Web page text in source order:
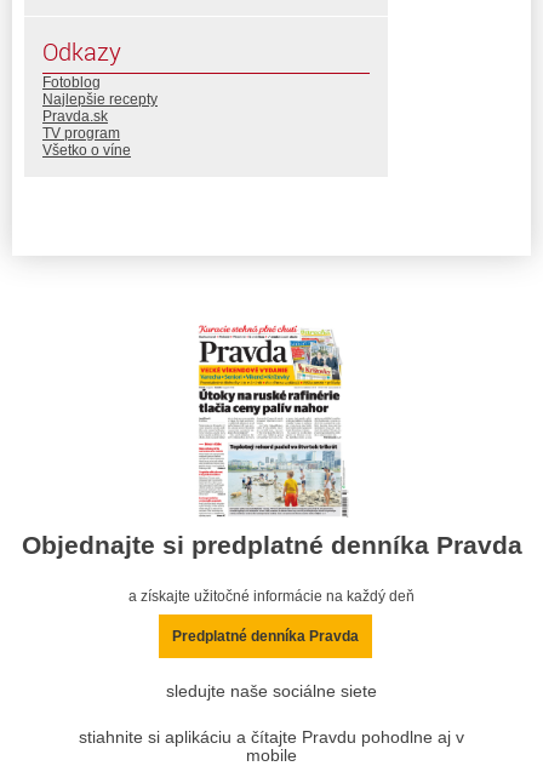
Odkazy
Fotoblog
Najlepšie recepty
Pravda.sk
TV program
Všetko o víne
Objednajte si predplatné denníka Pravda
a získajte užitočné informácie na každý deň
Predplatné denníka Pravda
sledujte naše sociálne siete
stiahnite si aplikáciu a čítajte Pravdu pohodlne aj v
mobile